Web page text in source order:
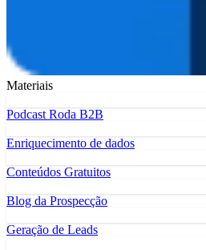
Materiais
Podcast Roda B2B
Enriquecimento de dados
Conteúdos Gratuitos
Blog da Prospecção
Geração de Leads